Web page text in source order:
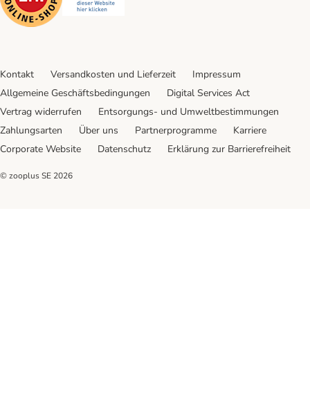
Kontakt Versandkosten und Lieferzeit
Impressum
Allgemeine Geschäftsbedingungen
Digital Services Act
Vertrag widerrufen
Entsorgungs- und Umweltbestimmungen
Zahlungsarten
Über uns Partnerprogramme
Karriere
Corporate Website
Datenschutz Erklärung zur Barrierefreiheit
© zooplus SE 2026